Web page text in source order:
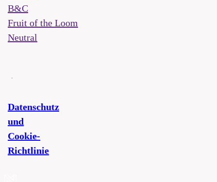
B&C
Fruit of the Loom
Neutral
Datenschutz
und
Cookie-
Richtlinie